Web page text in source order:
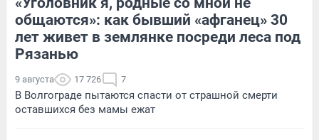
общаются»: как бывший «афганец» 30
лет живет в землянке посреди леса под
Рязанью
9 августа 17 726 7
В Волгограде пытаются спасти от страшной смерти
оставшихся без мамы ежат